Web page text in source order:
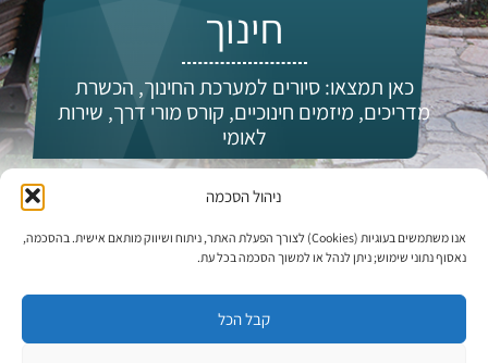
ניהול הסכמה
אנו משתמשים בעוגיות (Cookies) לצורך הפעלת האתר, ניתוח ושיווק מותאם אישית. בהסכמה,
נאסוף נתוני שימוש; ניתן לנהל או למשוך הסכמה בכל עת.
קבל הכל
חינוך
כאן תמצאו: סיורים למערכת החינוך, הכשרת
מדריכים, מיזמים חינוכיים, קורס מורי דרך, שירות
לאומי
מי אנחנו?
עדכונים וחדשות: